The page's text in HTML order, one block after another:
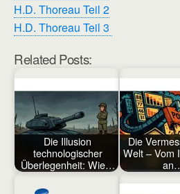
H.D. Thoreau Teil 2
H.D. Thoreau Teil 3
Related Posts:
Die Illusion
technologischer
Überlegenheit: Wie…
Die
Welt – Vom